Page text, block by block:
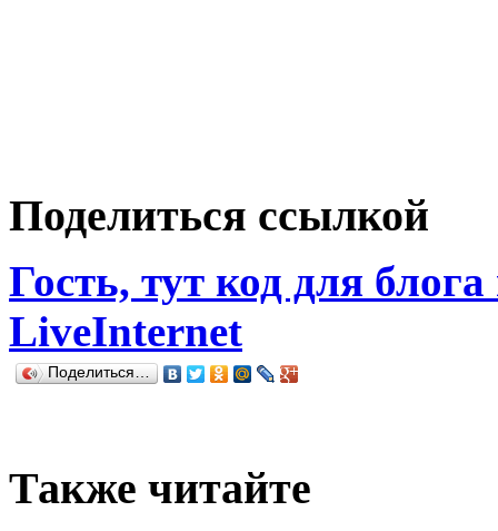
Поделиться ссылкой
Гость, тут код для
LiveInternet
Поделиться…
Также читайте